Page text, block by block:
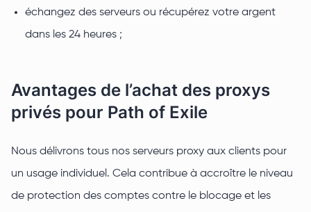
échangez des serveurs ou récupérez votre argent
dans les 24 heures ;
Avantages de l’achat des proxys
privés pour Path of Exile
Nous délivrons tous nos serveurs proxy aux clients pour
un usage individuel. Cela contribue à accroître le niveau
de protection des comptes contre le blocage et les